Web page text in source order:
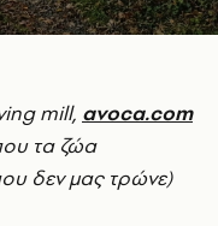
mill, avoca.com
τα ζώα
δεν μας τρώνε)